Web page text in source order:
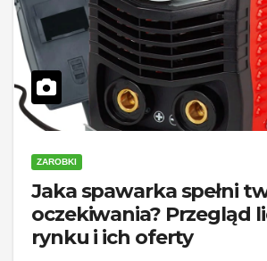
ZAROBKI
Jaka spawarka spełni
oczekiwania? Przegląd
rynku i ich oferty